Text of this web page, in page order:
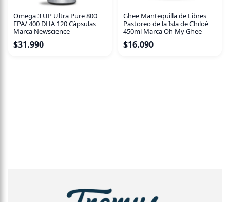
Omega 3 UP Ultra Pure 800
EPA/ 400 DHA 120 Cápsulas
Marca Newscience
$31.990
Ghee Mantequilla de Libres
Pastoreo de la Isla de Chiloé
450ml Marca Oh My Ghee
$16.090